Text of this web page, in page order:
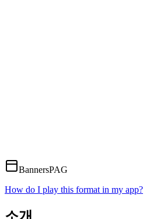
BannersPAG
How do I play this format in my app?